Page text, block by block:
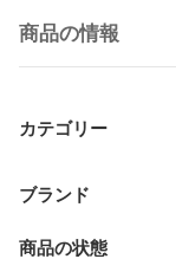
商品の情報
カテゴリー
ブランド
商品の状態